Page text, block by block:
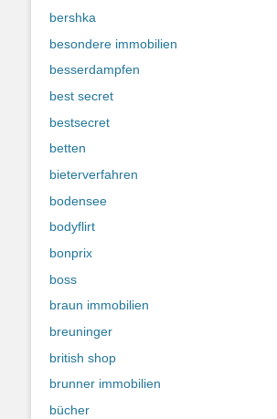
bershka
besondere immobilien
besserdampfen
best secret
bestsecret
betten
bieterverfahren
bodensee
bodyflirt
bonprix
boss
braun immobilien
breuninger
british shop
brunner immobilien
bücher